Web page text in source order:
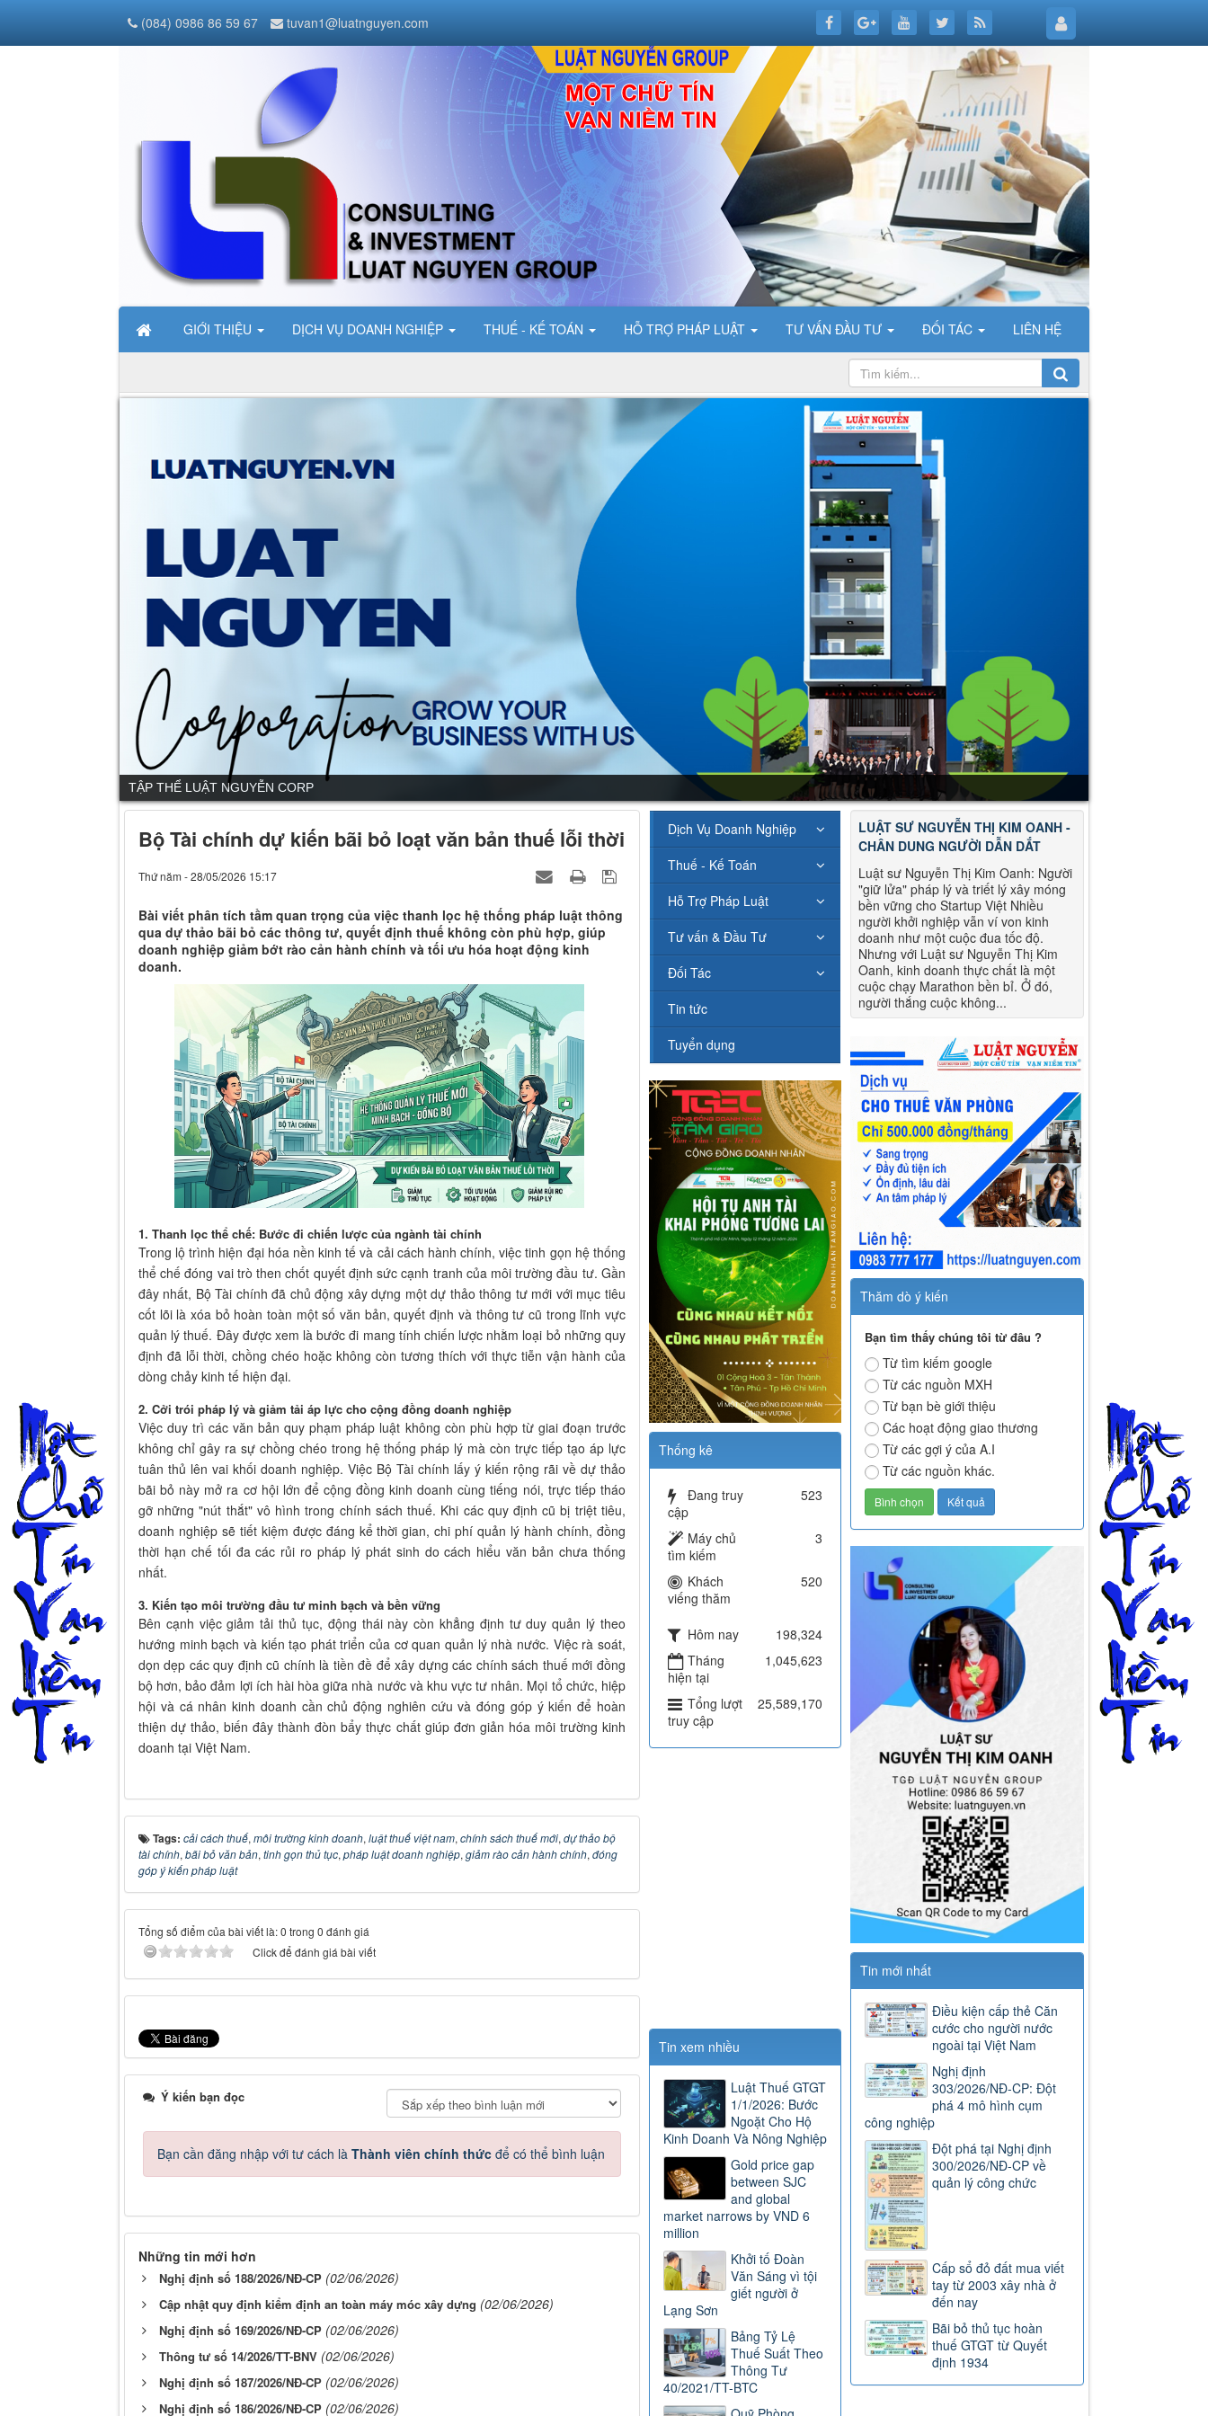
GIỚI THIỆU DỊCH VỤ DOANH NGHIỆP THUẾ - KẾ TOÁN HỖ TRỢ PHÁP LUẬT TƯ VẤN ĐẦU TƯ ĐỐI TÁC LIÊN HỆ
(084) 0986 86 59 67 tuvan1@luatnguyen.com
TẬP THỂ LUẬT NGUYỄN CORP
Bộ Tài chính dự kiến bãi bỏ loạt văn bản thuế lỗi thời
Thứ năm - 28/05/2026 15:17
Bài viết phân tích tầm quan trọng của việc thanh lọc hệ thống pháp luật thông
qua dự thảo bãi bỏ các thông tư, quyết định thuế không còn phù hợp, giúp
doanh nghiệp giảm bớt rào cản hành chính và tối ưu hóa hoạt động kinh
doanh.
1. Thanh lọc thể chế: Bước đi chiến lược của ngành tài chính
Trong lộ trình hiện đại hóa nền kinh tế và cải cách hành chính, việc tinh gọn hệ thống
thể chế đóng vai trò then chốt quyết định sức cạnh tranh của môi trường đầu tư. Gần
đây nhất, Bộ Tài chính đã chủ động xây dựng một dự thảo thông tư mới với mục tiêu
cốt lõi là xóa bỏ hoàn toàn một số văn bản, quyết định và thông tư cũ trong lĩnh vực
quản lý thuế. Đây được xem là bước đi mang tính chiến lược nhằm loại bỏ những quy
định đã lỗi thời, chồng chéo hoặc không còn tương thích với thực tiễn vận hành của
dòng chảy kinh tế hiện đại.
2. Cởi trói pháp lý và giảm tải áp lực cho cộng đồng doanh nghiệp
Việc duy trì các văn bản quy phạm pháp luật không còn phù hợp từ giai đoạn trước
không chỉ gây ra sự chồng chéo trong hệ thống pháp lý mà còn trực tiếp tạo áp lực
tuân thủ lên vai khối doanh nghiệp. Việc Bộ Tài chính lấy ý kiến rộng rãi về dự thảo
bãi bỏ này mở ra cơ hội lớn để cộng đồng kinh doanh cùng tiếng nói, trực tiếp tháo
gỡ những "nút thắt" vô hình trong chính sách thuế. Khi các quy định cũ bị triệt tiêu,
doanh nghiệp sẽ tiết kiệm được đáng kể thời gian, chi phí quản lý hành chính, đồng
thời hạn chế tối đa các rủi ro pháp lý phát sinh do cách hiểu văn bản chưa thống
nhất.
3. Kiến tạo môi trường đầu tư minh bạch và bền vững
Bên cạnh việc giảm tải thủ tục, động thái này còn khẳng định tư duy quản lý theo
hướng minh bạch và kiến tạo phát triển của cơ quan quản lý nhà nước. Việc rà soát,
dọn dẹp các quy định cũ chính là tiền đề để xây dựng các chính sách thuế mới đồng
bộ hơn, bảo đảm lợi ích hài hòa giữa nhà nước và khu vực tư nhân. Mọi tổ chức, hiệp
hội và cá nhân kinh doanh cần chủ động nghiên cứu và đóng góp ý kiến để hoàn
thiện dự thảo, biến đây thành đòn bẩy thực chất giúp đơn giản hóa môi trường kinh
doanh tại Việt Nam.
Tags: cải cách thuế, môi trường kinh doanh, luật thuế việt nam, chính sách thuế mới, dự thảo bộ
tài chính, bãi bỏ văn bản, tinh gọn thủ tục, pháp luật doanh nghiệp, giảm rào cản hành chính, đóng
góp ý kiến pháp luật
Tổng số điểm của bài viết là: 0 trong 0 đánh giá
Click để đánh giá bài viết
Ý kiến bạn đọc
Bạn cần đăng nhập với tư cách là Thành viên chính thức để có thể bình luận
Những tin mới hơn
Nghị định số 188/2026/NĐ-CP (02/06/2026)
Cập nhật quy định kiểm định an toàn máy móc xây dựng (02/06/2026)
Nghị định số 169/2026/NĐ-CP (02/06/2026)
Thông tư số 14/2026/TT-BNV (02/06/2026)
Nghị định số 187/2026/NĐ-CР (02/06/2026)
Nghị định số 186/2026/NĐ-CP (02/06/2026)
LUẬT SƯ NGUYỄN THỊ KIM OANH -
CHÂN DUNG NGƯỜI DẪN DẮT
Luật sư Nguyễn Thị Kim Oanh: Người
"giữ lửa" pháp lý và triết lý xây móng
bền vững cho Startup Việt Nhiều
người khởi nghiệp vẫn ví von kinh
doanh như một cuộc đua tốc độ.
Nhưng với Luật sư Nguyễn Thị Kim
Oanh, kinh doanh thực chất là một
cuộc chạy Marathon bền bỉ. Ở đó,
người thắng cuộc không...
Thăm dò ý kiến
Bạn tìm thấy chúng tôi từ đâu ?
Từ tìm kiếm google
Từ các nguồn MXH
Từ bạn bè giới thiệu
Các hoạt động giao thương
Từ các gợi ý của A.I
Từ các nguồn khác.
Tin mới nhất
Điều kiện cấp thẻ Căn
cước cho người nước
ngoài tại Việt Nam
Nghị định
303/2026/NĐ-CP: Đột
phá 4 mô hình cụm
công nghiệp
Đột phá tại Nghị định
300/2026/NĐ-CP về
quản lý công chức
Cấp sổ đỏ đất mua viết
tay từ 2003 xây nhà ở
đến nay
Bãi bỏ thủ tục hoàn
thuế GTGT từ Quyết
định 1934
Dịch Vụ Doanh Nghiệp
Thuế - Kế Toán
Hỗ Trợ Pháp Luật
Tư vấn & Đầu Tư
Đối Tác
Tin tức
Tuyển dụng
Thống kê
Đang truy
cập
523
Máy chủ
tìm kiếm
3
Khách
viếng thăm
520
Hôm nay
198,324
Tháng
hiện tại
1,045,623
Tổng lượt
truy cập
25,589,170
Tin xem nhiều
Luật Thuế GTGT
1/1/2026: Bước
Ngoặt Cho Hộ
Kinh Doanh Và Nông Nghiệp
Gold price gap
between SJC
and global
market narrows by VND 6
million
Khởi tố Đoàn
Văn Sáng vì tội
giết người ở
Lạng Sơn
Bảng Tỷ Lệ
Thuế Suất Theo
Thông Tư
40/2021/TT-BTC